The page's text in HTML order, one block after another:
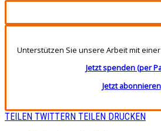
Unterstützen Sie unsere Arbeit mit
Jetzt spenden (per
Jetzt abonnieren
TEILEN TWITTERN TEILEN DRUCKEN